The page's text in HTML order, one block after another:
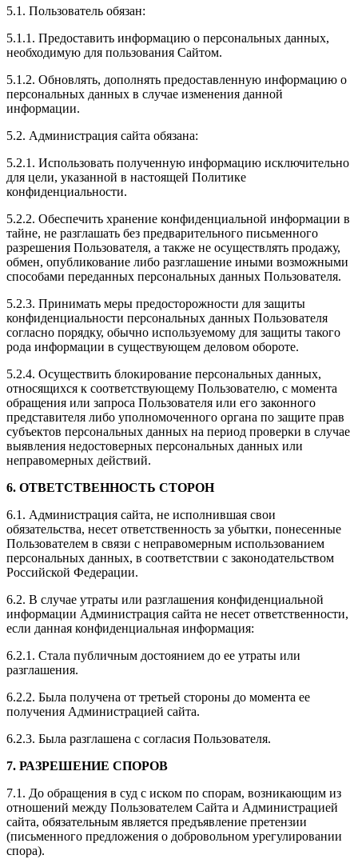
5.1. Пользователь обязан:
5.1.1. Предоставить информацию о персональных данных,
необходимую для пользования Сайтом.
5.1.2. Обновлять, дополнять предоставленную информацию о
персональных данных в случае изменения данной
информации.
5.2. Администрация сайта обязана:
5.2.1. Использовать полученную информацию исключительно
для цели, указанной в настоящей Политике
конфиденциальности.
5.2.2. Обеспечить хранение конфиденциальной информации в
тайне, не разглашать без предварительного письменного
разрешения Пользователя, а также не осуществлять продажу,
обмен, опубликование либо разглашение иными возможными
способами переданных персональных данных Пользователя.
5.2.3. Принимать меры предосторожности для защиты
конфиденциальности персональных данных Пользователя
согласно порядку, обычно используемому для защиты такого
рода информации в существующем деловом обороте.
5.2.4. Осуществить блокирование персональных данных,
относящихся к соответствующему Пользователю, с момента
обращения или запроса Пользователя или его законного
представителя либо уполномоченного органа по защите прав
субъектов персональных данных на период проверки в случае
выявления недостоверных персональных данных или
неправомерных действий.
6. ОТВЕТСТВЕННОСТЬ СТОРОН
6.1. Администрация сайта, не исполнившая свои
обязательства, несет ответственность за убытки, понесенные
Пользователем в связи с неправомерным использованием
персональных данных, в соответствии с законодательством
Российской Федерации.
6.2. В случае утраты или разглашения конфиденциальной
информации Администрация сайта не несет ответственности,
если данная конфиденциальная информация:
6.2.1. Стала публичным достоянием до ее утраты или
разглашения.
6.2.2. Была получена от третьей стороны до момента ее
получения Администрацией сайта.
6.2.3. Была разглашена с согласия Пользователя.
7. РАЗРЕШЕНИЕ СПОРОВ
7.1. До обращения в суд с иском по спорам, возникающим из
отношений между Пользователем Сайта и Администрацией
сайта, обязательным является предъявление претензии
(письменного предложения о добровольном урегулировании
спора).